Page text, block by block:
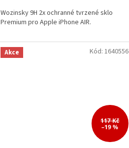
Wozinsky 9H 2x ochranné tvrzené sklo
Premium pro Apple iPhone AIR.
Akce
117 Kč
–19 %
Kód: 1640556